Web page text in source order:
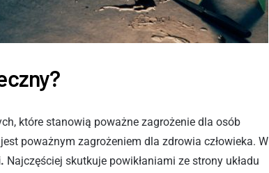
które stanowią poważne zagrożenie dla osób
poważnym zagrożeniem dla zdrowia człowieka. W
Najczęściej skutkuje powikłaniami ze strony układu